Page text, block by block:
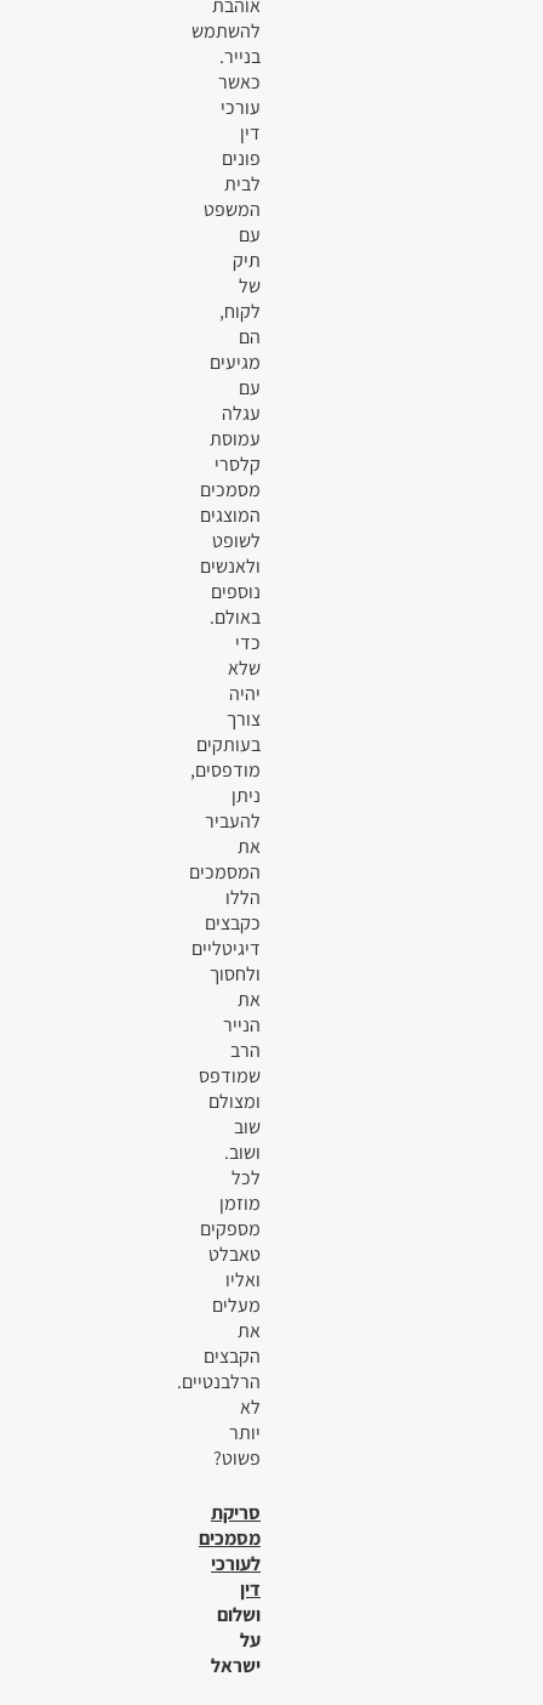
להשתמש
בנייר.
כאשר
עורכי
דין
פונים
לבית
המשפט
עם
תיק
של
לקוח,
הם
מגיעים
עם
עגלה
עמוסת
קלסרי
מסמכים
המוצגים
לשופט
ולאנשים
נוספים
באולם.
כדי
שלא
יהיה
צורך
בעותקים
מודפסים,
ניתן
להעביר
את
המסמכים
הללו
כקבצים
דיגיטליים
ולחסוך
את
הנייר
הרב
שמודפס
ומצולם
שוב
ושוב.
לכל
מוזמן
מספקים
טאבלט
ואליו
מעלים
את
הקבצים
הרלבנטיים.
לא
יותר
פשוט?
סריקת
מסמכים
לעורכי
דין
ושלום
על
ישראל